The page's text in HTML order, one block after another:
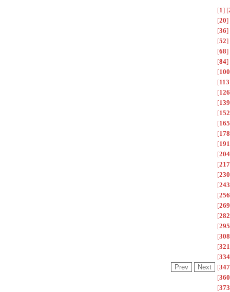
[1] [
[20]
[36]
[52]
[68]
[84]
[100
[113
[126
[139
[152
[165
[178
[191
[204
[217
[230
[243
[256
[269
[282
[295
[308
[321
[334
[347
[360
[373